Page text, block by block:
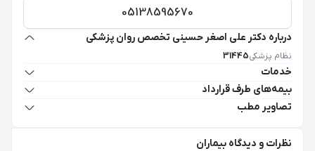
05138595670
درباره دکتر علی اصغر حسینی تخصص روان پزشکی
نظام پزشکی31445
خدمات
بیمه‌های طرف قرارداد
تصاویر مطب
نظرات و دیدگاه بیماران